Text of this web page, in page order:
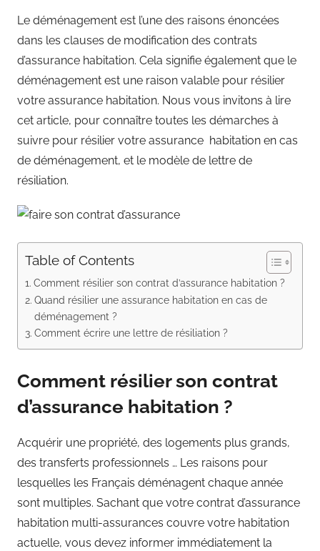
Le déménagement est l’une des raisons énoncées
dans les clauses de modification des contrats
d’assurance habitation. Cela signifie également que le
déménagement est une raison valable pour résilier
votre assurance habitation. Nous vous invitons à lire
cet article, pour connaître toutes les démarches à
suivre pour résilier votre assurance habitation en cas
de déménagement, et le modèle de lettre de
résiliation.
Table of Contents
Comment résilier son contrat d’assurance habitation ?
Quand résilier une assurance habitation en cas de
déménagement ?
Comment écrire une lettre de résiliation ?
Comment résilier son contrat
d’assurance habitation ?
Acquérir une propriété, des logements plus grands,
des transferts professionnels … Les raisons pour
lesquelles les Français déménagent chaque année
sont multiples. Sachant que votre contrat d’assurance
habitation multi-assurances couvre votre habitation
actuelle, vous devez informer immédiatement la